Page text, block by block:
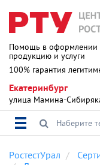
Помощь в оформлении
продукцию и услуги
100% гарантия
Екатеринбург
улица Мамина-
РостестУрал